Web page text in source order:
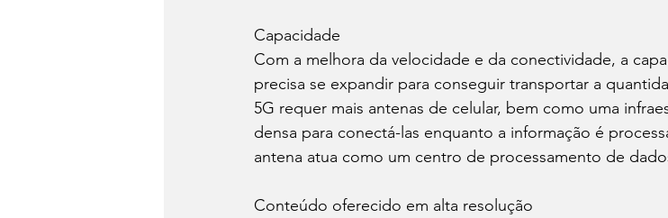
Capacidade
Com a melhora da velocidade e da conectividade, a
precisa se expandir para conseguir transportar a
5G requer mais antenas de celular, bem como uma
densa para conectá-las enquanto a informação é
antena atua como um centro de processamento de
Conteúdo oferecido em alta resolução